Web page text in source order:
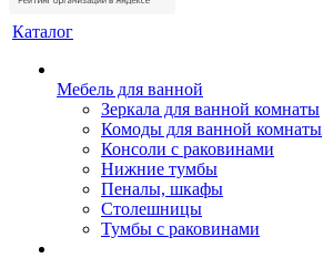
Каталог
Мебель для ванной
Зеркала для ванной комнаты
Комоды для ванной комнаты
Консоли с раковинами
Нижние тумбы
Пеналы, шкафы
Столешницы
Тумбы с раковинами